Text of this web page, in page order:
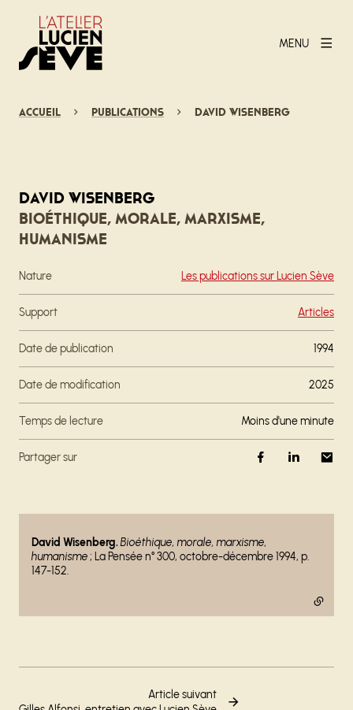
MENU
Accueil Publications David Wisenberg
David Wisenberg
Bioéthique, morale, marxisme,
humanisme
Nature Les publications sur Lucien Sève
Support Articles
Date de publication 1994
Date de modification 2025
Temps de lecture moins d'une minute
Partager sur
- lien externe
David Wisenberg.Bioéthique, morale, marxisme,
humanisme; La Pensée n° 300, octobre-décembre 1994, p.
147-152.
Article suivant